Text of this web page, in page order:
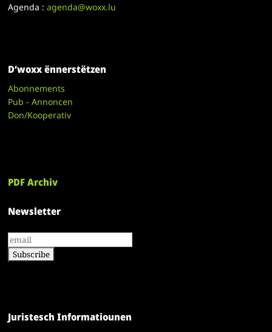
Agenda :agenda@woxx.lu
D’woxx ënnerstëtzen
Abonnements
Pub - Annoncen
Don/Kooperativ
PDF Archiv
Newsletter
Juristesch Informatiounen